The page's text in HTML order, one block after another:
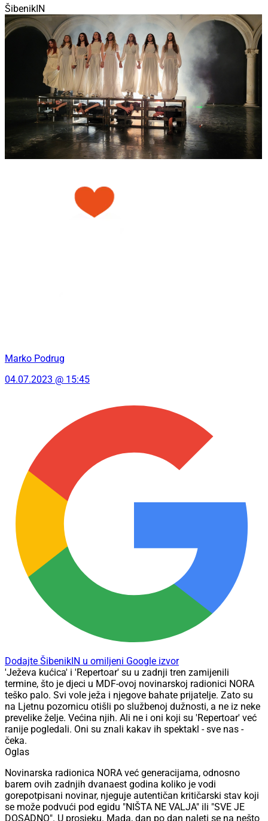
ŠibenikIN
Marko Podrug
04.07.2023 @ 15:45
Dodajte ŠibenikIN u omiljeni Google izvor
'Ježeva kućica' i 'Repertoar' su u zadnji tren zamijenili
termine, što je djeci u MDF-ovoj novinarskoj radionici NORA
teško palo. Svi vole ježa i njegove bahate prijatelje. Zato su
na Ljetnu pozornicu otišli po službenoj dužnosti, a ne iz neke
prevelike želje. Većina njih. Ali ne i oni koji su 'Repertoar' već
ranije pogledali. Oni su znali kakav ih spektakl - sve nas -
čeka.
Oglas
Novinarska radionica NORA već generacijama, odnosno
barem ovih zadnjih dvanaest godina koliko je vodi
gorepotpisani novinar, njeguje autentičan kritičarski stav koji
se može podvući pod egidu "NIŠTA NE VALJA" ili "SVE JE
DOSADNO". U prosjeku. Mada, dan po dan naleti se na nešto